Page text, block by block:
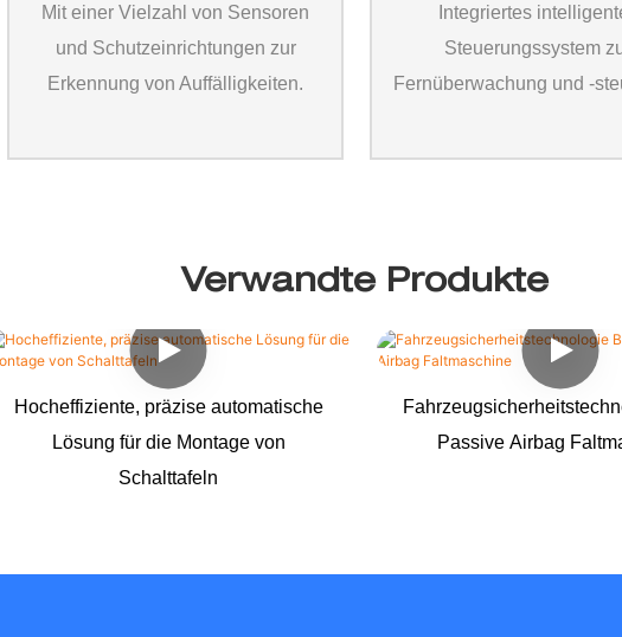
Mit einer Vielzahl von Sensoren
und Schutzeinrichtungen zur
Erkennung von Auffälligkeiten.
Integriertes
Steuerungssystem
Fernüberwachung und -
Verwandte Produkte
Hocheffiziente, präzise automatische
Lösung für die Montage von
Schalttafeln
Passive Airbag